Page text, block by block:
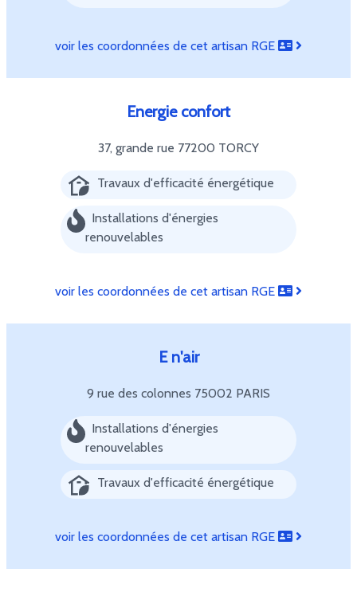
voir les coordonnées de cet artisan RGE
Energie confort
37, grande rue 77200 TORCY
Travaux d'efficacité énergétique
Installations d'énergies
renouvelables
voir les coordonnées de cet artisan RGE
E n'air
9 rue des colonnes 75002 PARIS
Installations d'énergies
renouvelables
Travaux d'efficacité énergétique
voir les coordonnées de cet artisan RGE